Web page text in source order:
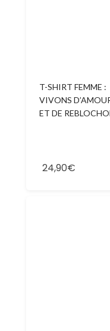
T-SHIRT FEMME :
VIVONS
ET DE
24,90€